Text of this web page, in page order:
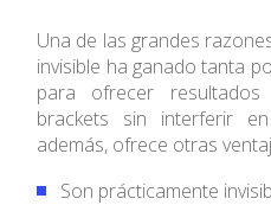
Una de las grandes
invisible ha ganado tanta
para ofrecer
brackets sin interferir
además, ofrece otras
Son prácticamente